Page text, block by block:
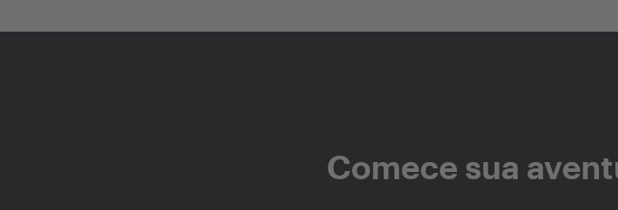
Comece sua